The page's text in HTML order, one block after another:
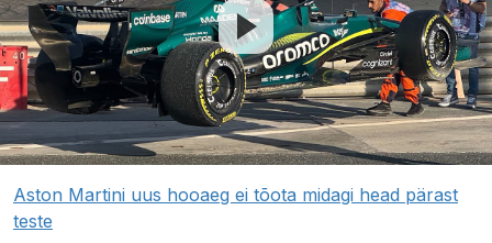
Aston Martini uus hooaeg ei tõota midagi head pärast
teste